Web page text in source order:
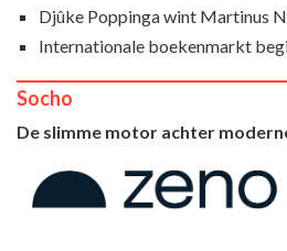
Djûke Poppinga wint Martinus
Internationale boekenmarkt
Socho
De slimme motor achter